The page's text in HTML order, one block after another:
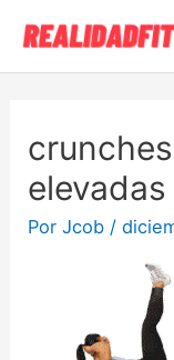
contenido
PorJcob /